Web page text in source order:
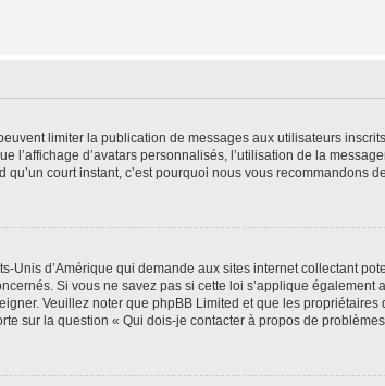
limiter la publication de messages aux utilisateurs
d’avatars personnalisés, l’utilisation de la
court instant, c’est pourquoi nous vous recommandons
Unis d’Amérique qui demande aux sites internet collectant
Si vous ne savez pas si cette loi s’applique
Veuillez noter que phpBB Limited et que les
sur la question « Qui dois-je contacter à propos de